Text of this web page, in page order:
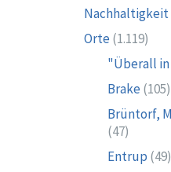
Nachhaltigkeit
Orte (1.119)
"Überall
Brake (105)
Brüntorf,
(47)
Entrup (49)